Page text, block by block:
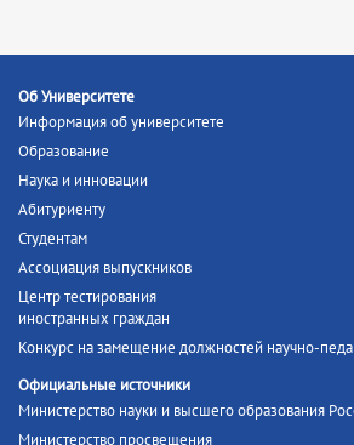
Об Университете
Информация об университете
Образование
Наука и инновации
Абитуриенту
Студентам
Ассоциация выпускников
Центр тестирования
иностранных граждан
Конкурс на замещение должностей научно-
Официальные источники
Министерство науки и высшего образования
Министерство просвещения